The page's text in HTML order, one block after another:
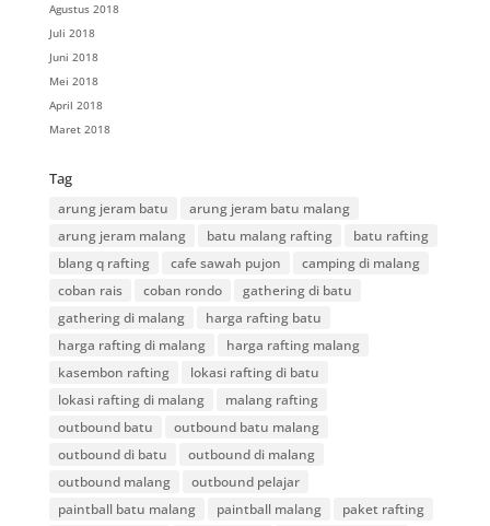
Agustus 2018
Juli 2018
Juni 2018
Mei 2018
April 2018
Maret 2018
Tag
arung jeram batu
arung jeram batu malang
arung jeram malang
batu malang rafting
batu rafting
blang q rafting
cafe sawah pujon
camping di malang
coban rais
coban rondo
gathering di batu
gathering di malang
harga rafting batu
harga rafting di malang
harga rafting malang
kasembon rafting
lokasi rafting di batu
lokasi rafting di malang
malang rafting
outbound batu
outbound batu malang
outbound di batu
outbound di malang
outbound malang
outbound pelajar
paintball batu malang
paintball malang
paket rafting